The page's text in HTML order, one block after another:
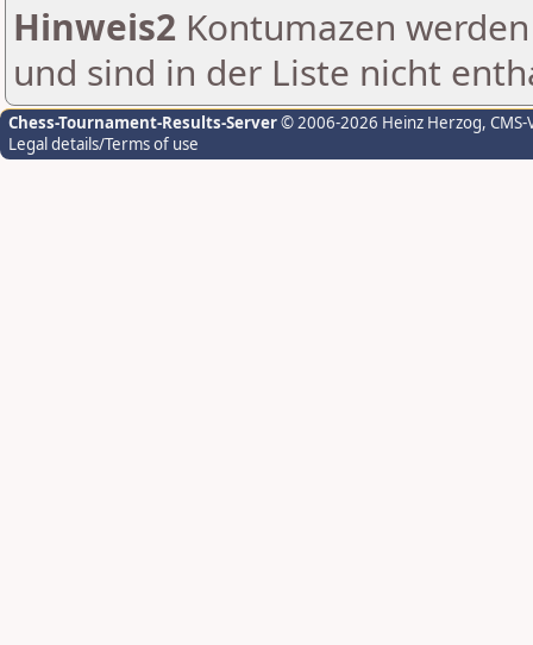
Hinweis2 Kontumazen
und sind in der Liste nicht
Chess-Tournament-Results-Server© 2006-2026 Heinz Herzog,
Legal details/Terms of use